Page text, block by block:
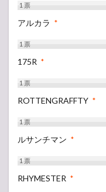
1票
アルカラ *
1票
175R *
1票
ROTTENGRAFFTY *
1票
ルサンチマン *
1票
RHYMESTER *